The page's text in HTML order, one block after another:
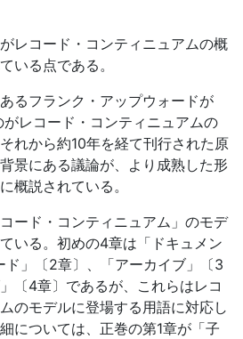
レコード・コンティニュアムの概
いる点である。
るフランク・アップウォードが
レコード・コンティニュアムの
れから約10年を経て刊行された原
景にある議論が、より成熟した形
概説されている。
ード・コンティニュアム」のモデ
いる。初めの4章は「ドキュメン
ド」〔2章〕、「アーカイブ」〔3
〔4章〕であるが、これらはレコ
のモデルに登場する用語に対応し
については、正巻の第1章が「子